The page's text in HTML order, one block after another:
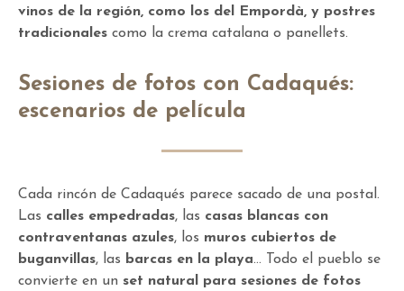
vinos de la región, como los del Empordà, y postres
tradicionales como la crema catalana o panellets.
Sesiones de fotos con Cadaqués:
escenarios de película
Cada rincón de Cadaqués parece sacado de una postal.
Las calles empedradas, las casas blancas con
contraventanas azules, los muros cubiertos de
buganvillas, las barcas en la playa… Todo el pueblo se
convierte en un set natural para sesiones de fotos